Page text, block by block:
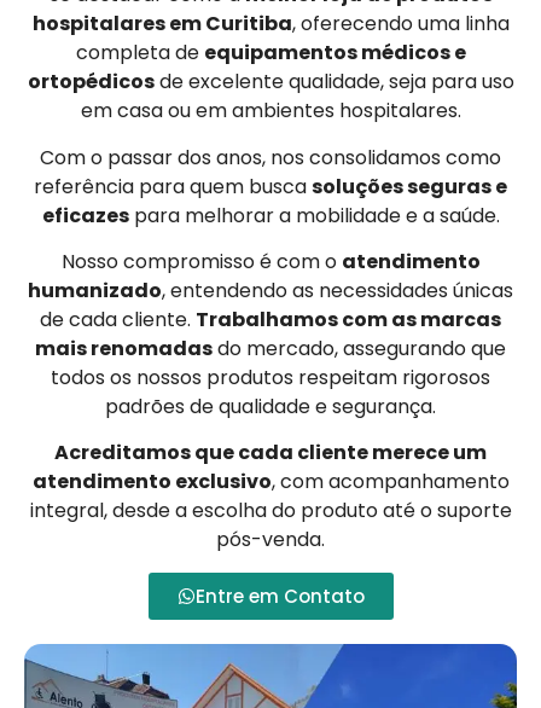
hospitalares em Curitiba, oferecendo uma linha
completa de equipamentos médicos e
ortopédicosde excelente qualidade, seja para uso
em casa ou em ambientes hospitalares.
Com o passar dos anos, nos consolidamos como
referência para quem buscasoluções seguras e
eficazespara melhorar a mobilidade e a saúde.
Nosso compromisso é com o atendimento
humanizado, entendendo as necessidades únicas
de cada cliente. Trabalhamos com as marcas
mais renomadasdo mercado, assegurando que
todos os nossos produtos respeitam rigorosos
padrões de qualidade e segurança.
Acreditamos que cada cliente merece um
atendimento exclusivo, com acompanhamento
integral, desde a escolha do produto até o suporte
pós-venda.
Entre em Contato